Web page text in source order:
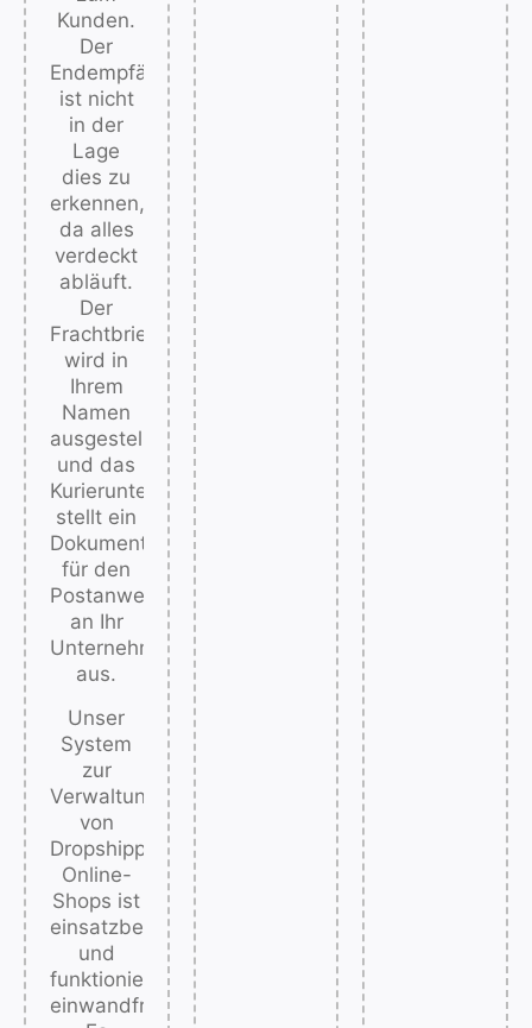
Kunden.
Der
Endempfänger
ist nicht
in der
Lage
dies zu
erkennen,
da alles
verdeckt
abläuft.
Der
Frachtbrief
wird in
Ihrem
Namen
ausgestellt
und das
Kurierunternehmen
stellt ein
Dokument
für den
Postanweisungsverkehr
an Ihr
Unternehmen
aus.
Unser
System
zur
Verwaltung
von
Dropshipping-
Online-
Shops ist
einsatzbereit
und
funktioniert
einwandfrei.
Entscheidung